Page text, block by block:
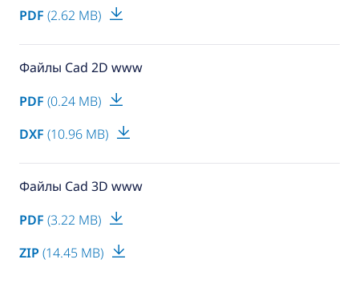
PDF (2.62 MB)
Файлы Cad 2D www
PDF (0.24 MB)
DXF (10.96 MB)
Файлы Cad 3D www
PDF (3.22 MB)
ZIP (14.45 MB)